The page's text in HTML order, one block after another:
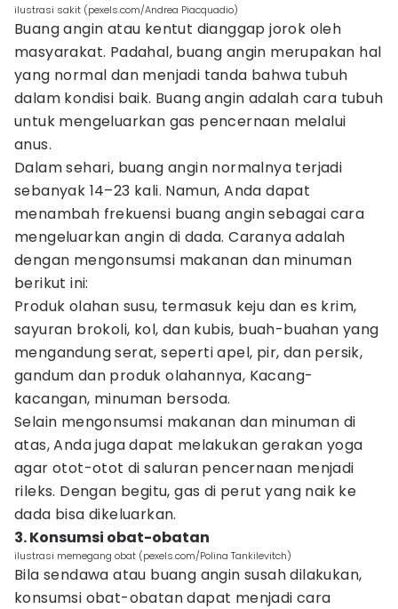
ilustrasi sakit (pexels.com/Andrea Piacquadio)
Buang angin atau kentut dianggap jorok oleh
masyarakat. Padahal, buang angin merupakan hal
yang normal dan menjadi tanda bahwa tubuh
dalam kondisi baik. Buang angin adalah cara tubuh
untuk mengeluarkan gas pencernaan melalui
anus.
Dalam sehari, buang angin normalnya terjadi
sebanyak 14–23 kali. Namun, Anda dapat
menambah frekuensi buang angin sebagai cara
mengeluarkan angin di dada. Caranya adalah
dengan mengonsumsi makanan dan minuman
berikut ini:
Produk olahan susu, termasuk keju dan es krim,
sayuran brokoli, kol, dan kubis, buah-buahan yang
mengandung serat, seperti apel, pir, dan persik,
gandum dan produk olahannya, Kacang-
kacangan, minuman bersoda.
Selain mengonsumsi makanan dan minuman di
atas, Anda juga dapat melakukan gerakan yoga
agar otot-otot di saluran pencernaan menjadi
rileks. Dengan begitu, gas di perut yang naik ke
dada bisa dikeluarkan.
3. Konsumsi obat-obatan
ilustrasi memegang obat (pexels.com/Polina Tankilevitch)
Bila sendawa atau buang angin susah dilakukan,
konsumsi obat-obatan dapat menjadi cara